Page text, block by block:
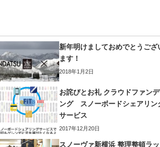
新年明けましておめでとうござ
ます！
2018年1月2日
お詫びとお礼 クラウドファンデ
ング スノーボードシェアリン
サービス
2017年12月20日
スノーヴァ新横浜 整理整頓ラ